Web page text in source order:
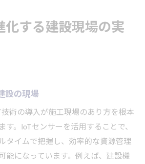
化する建設現場の実
設の現場
術の導入が施工現場のあり方を根本
す。IoTセンサーを活用することで、
タイムで把握し、効率的な資源管理
能になっています。例えば、建設機